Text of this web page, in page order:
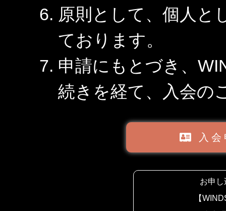
原則として、個人と
ております。
申請にもとづき、
続きを経て、入会の
入
お申
【